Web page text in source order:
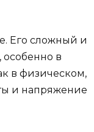
Его сложный и
в
в физическом,
и напряжение